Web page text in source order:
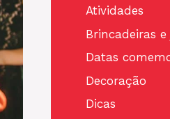
Atividades
Brincadeiras e
Datas
Decoração
Dicas